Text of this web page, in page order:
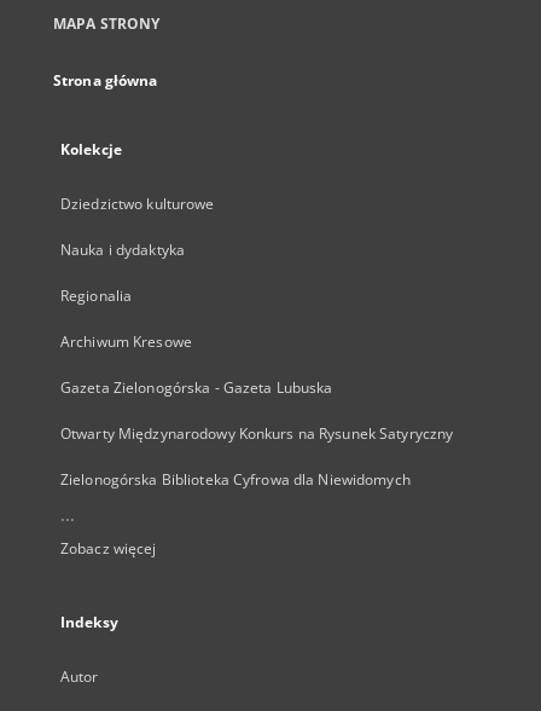
MAPA STRONY
Strona główna
Kolekcje
Dziedzictwo kulturowe
Nauka i dydaktyka
Regionalia
Archiwum Kresowe
Gazeta Zielonogórska - Gazeta Lubuska
Otwarty Międzynarodowy Konkurs na Rysunek Satyryczny
Zielonogórska Biblioteka Cyfrowa dla Niewidomych
...
Zobacz więcej
Indeksy
Autor